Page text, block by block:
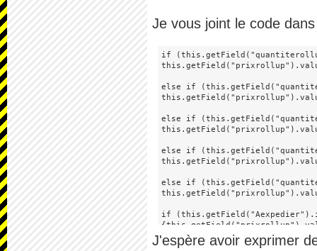
Je vous joint le code
if
else if
else if
else if
else if
if
J'espère avoir exprimer